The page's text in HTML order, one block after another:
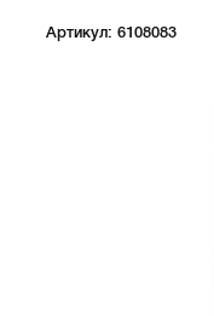
Артикул: 6108083